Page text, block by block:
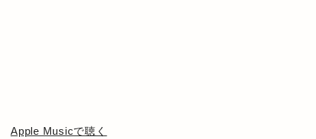
Apple Musicで聴く